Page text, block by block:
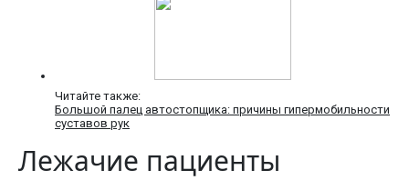
Читайте также:
Большой палец автостопщика: причины гипермобильности
суставов рук
Лежачие пациенты